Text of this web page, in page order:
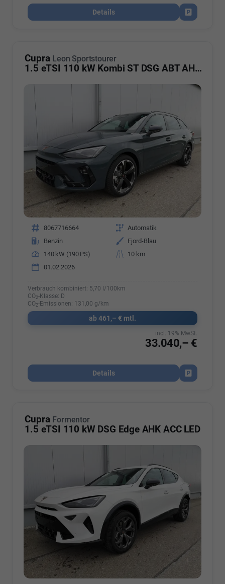
Details
Fahrzeug
Cupra Leon Sportstourer
1.5 eTSI 110 kW Kombi ST DSG ABT AHK ACC LED
Fahrzeugnr. 8067716664 Getriebe Automatik
Kraftstoff
Benzin Außenfarbe
Fjord-Blau
Leistung
140 kW (190 PS) Kilometerstand
10 km
01.02.2026
Verbrauch kombiniert: 5,70 l/100km
CO2-Klasse: D
CO2-Emissionen: 131,00 g/km
ab 461,– € mtl.
33.040,– €
incl. 19% MwSt.
Details
Fahrzeug
Cupra Formentor
1.5 eTSI 110 kW DSG Edge AHK ACC LED